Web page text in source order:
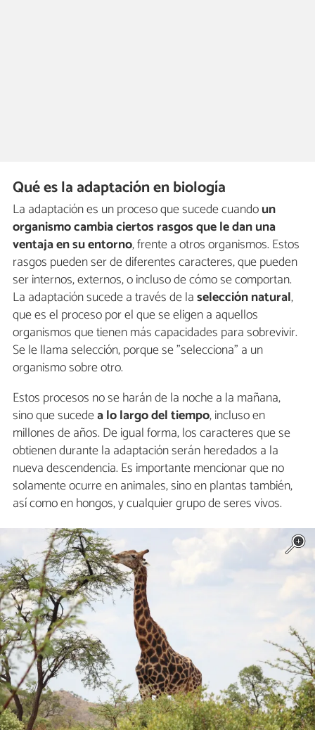
Qué es la adaptación en biología
La adaptación es un proceso que sucede cuandoun
organismo cambia ciertos rasgos que le dan una
ventaja en su entorno, frente a otros organismos. Estos
rasgos pueden ser de diferentes caracteres, que pueden
ser internos, externos, o incluso de cómo se comportan.
La adaptación sucede a través de laselección natural,
que es el proceso por el que se eligen a aquellos
organismos que tienen más capacidades para sobrevivir.
Se le llama selección, porque se "selecciona" a un
organismo sobre otro.
Estos procesos no se harán de la noche a la mañana,
sino que sucedea lo largo del tiempo, incluso en
millones de años. De igual forma, los caracteres que se
obtienen durante la adaptación serán heredados a la
nueva descendencia. Es importante mencionar que no
solamente ocurre en animales, sino en plantas también,
así como en hongos, y cualquier grupo de seres vivos.